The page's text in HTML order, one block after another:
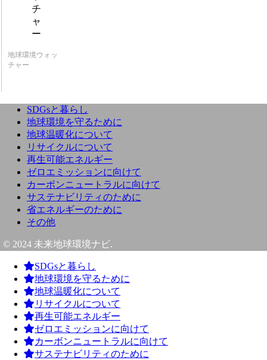
地球環境ウォッ
チャー
SDGsと暮らし
地球環境を守るために
地球温暖化について
リサイクルについて
再生可能エネルギー
ゼロエミッションに向けて
カーボンニュートラルに向けて
サステナビリティのために
省エネルギーのために
その他
© 2024 未来地球環境ナビ.
SDGsと暮らし
地球環境を守るために
地球温暖化について
リサイクルについて
再生可能エネルギー
ゼロエミッションに向けて
カーボンニュートラルに向けて
サステナビリティのために